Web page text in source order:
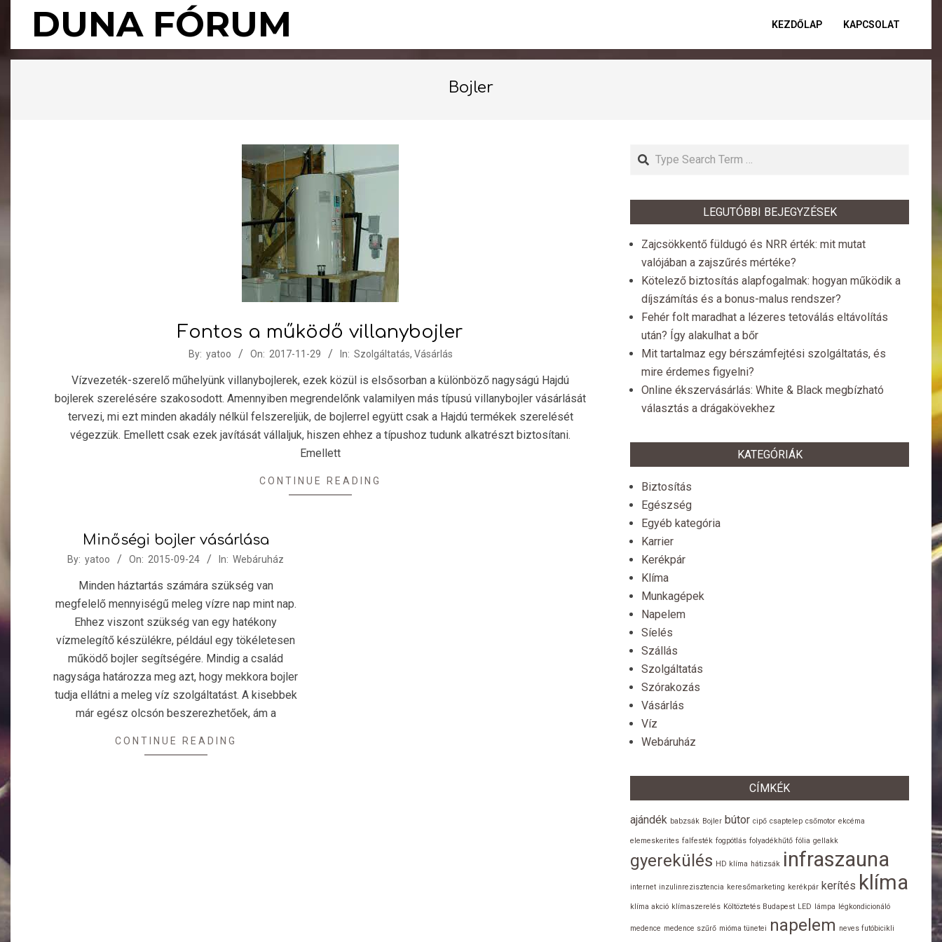
DUNA FÓRUM KEZDŐLAP KAPCSOLAT
Bojler
Fontos a működő villanybojler
By: yatoo On: 2017-11-29 In: Szolgáltatás, Vásárlás
Vízvezeték-szerelő műhelyünk villanybojlerek, ezek közül is elsősorban a különböző nagyságú Hajdú
bojlerek szerelésére szakosodott. Amennyiben megrendelőnk valamilyen más típusú villanybojler vásárlását
tervezi, mi ezt minden akadály nélkül felszereljük, de bojlerrel együtt csak a Hajdú termékek szerelését
végezzük. Emellett csak ezek javítását vállaljuk, hiszen ehhez a típushoz tudunk alkatrészt biztosítani.
Emellett
CONTINUE READING
Minőségi bojler vásárlása
2015-
By: yatoo On: 2015-09-24 In: Webáruház
Minden háztartás számára szükség van
megfelelő mennyiségű meleg vízre nap mint nap.
Ehhez viszont szükség van egy hatékony
vízmelegítő készülékre, például egy tökéletesen
működő bojler segítségére. Mindig a család
nagysága határozza meg azt, hogy mekkora bojler
tudja ellátni a meleg víz szolgáltatást. A kisebbek
már egész olcsón beszerezhetőek, ám a
CONTINUE READING
Search
LEGUTÓBBI BEJEGYZÉSEK
Zajcsökkentő füldugó és NRR érték: mit mutat
valójában a zajszűrés mértéke?
Kötelező biztosítás alapfogalmak: hogyan működik a
díjszámítás és a bonus-malus rendszer?
Fehér folt maradhat a lézeres tetoválás eltávolítás
után? Így alakulhat a bőr
Mit tartalmaz egy bérszámfejtési szolgáltatás, és
mire érdemes figyelni?
Online ékszervásárlás: White & Black megbízható
választás a drágakövekhez
KATEGÓRIÁK
Biztosítás
Egészség
Egyéb kategória
Karrier
Kerékpár
Klíma
Munkagépek
Napelem
Síelés
Szállás
Szolgáltatás
Szórakozás
Vásárlás
Víz
Webáruház
CÍMKÉK
ajándék babzsák Bojler bútor cipő csaptelep csőmotor ekcéma
elemeskerites falfesték fogpótlás folyadékhűtő fólia gellakk
gyerekülés HD klíma hátizsák infraszauna
internet inzulinrezisztencia keresőmarketing kerékpár kerítés klíma
klíma akció klímaszerelés Költöztetés Budapest LED lámpa légkondicionáló
medence medence szűrő mióma tünetei napelem neves futóbicikli